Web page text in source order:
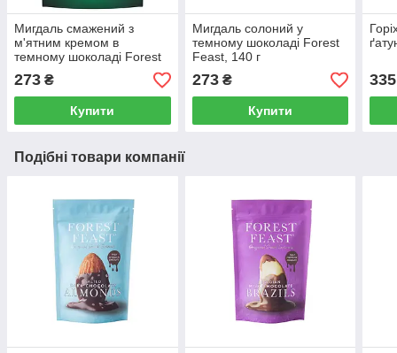
Мигдаль смажений з
м'ятним кремом в
темному шоколаді Forest
Feast, 120 г
273 ₴
Купити
Мигдаль солоний у
темному шоколаді Forest
Feast, 140 г
273₴
Купити
335
Подібні товари компанії